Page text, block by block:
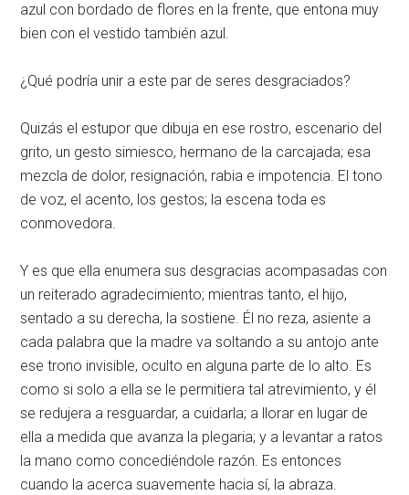
azul con bordado de flores en la frente, que entona muy
bien con el vestido también azul.
¿Qué podría unir a este par de seres desgraciados?
Quizás el estupor que dibuja en ese rostro, escenario del
grito, un gesto simiesco, hermano de la carcajada; esa
mezcla de dolor, resignación, rabia e impotencia. El tono
de voz, el acento, los gestos; la escena toda es
conmovedora.
Y es que ella enumera sus desgracias acompasadas con
un reiterado agradecimiento; mientras tanto, el hijo,
sentado a su derecha, la sostiene. Él no reza, asiente a
cada palabra que la madre va soltando a su antojo ante
ese trono invisible, oculto en alguna parte de lo alto. Es
como si solo a ella se le permitiera tal atrevimiento, y él
se redujera a resguardar, a cuidarla; a llorar en lugar de
ella a medida que avanza la plegaria; y a levantar a ratos
la mano como concediéndole razón. Es entonces
cuando la acerca suavemente hacia sí, la abraza.